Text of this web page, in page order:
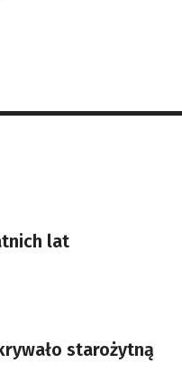
decyzję
lat
starożytną